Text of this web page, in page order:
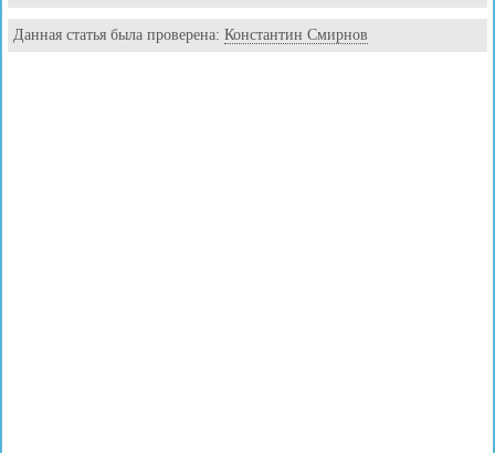
Данная статья была проверена: Константин Смирнов